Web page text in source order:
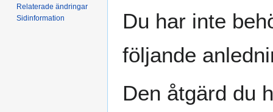
Du har inte
följande
Den åtgärd du
Relaterade ändringar
Sidinformation